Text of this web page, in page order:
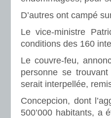
D’autres ont campé
Le vice-ministre
conditions des 160
Le couvre-feu,
personne se
serait interpellée,
Concepcion, dont
500’000 habitants, a